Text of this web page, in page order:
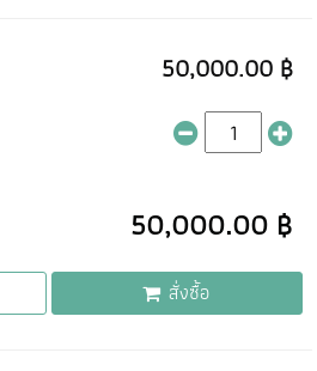
50,000.00 ฿
50,000.00 ฿
สั่งซื้อ